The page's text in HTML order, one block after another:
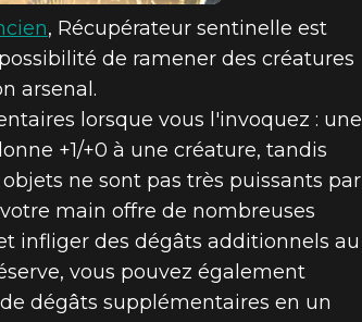
, Récupérateur sentinelle est
de ramener des créatures
arsenal.
lorsque vous l'invoquez : une
+1/+0 à une créature, tandis
ne sont pas très puissants par
main offre de nombreuses
infliger des dégâts additionnels au
vous pouvez également
dégâts supplémentaires en un